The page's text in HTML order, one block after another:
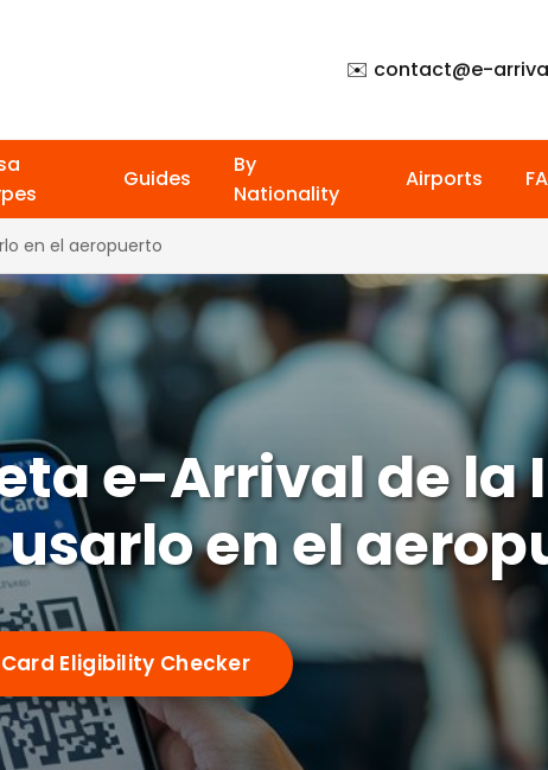
✉️ contact@e-
Guides
By
Nationality
Airports
en el aeropuerto
e-Arrival de la
usarlo en el
Eligibility Checker